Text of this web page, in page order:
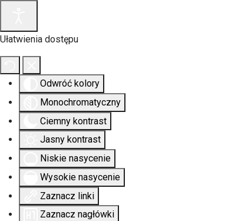
Ułatwienia dostępu
Odwróć kolory
Monochromatyczny
Ciemny kontrast
Jasny kontrast
Niskie nasycenie
Wysokie nasycenie
Zaznacz linki
Zaznacz nagłówki